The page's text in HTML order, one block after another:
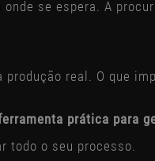
se espera. A
real. O que
prática para
todo o seu processo.